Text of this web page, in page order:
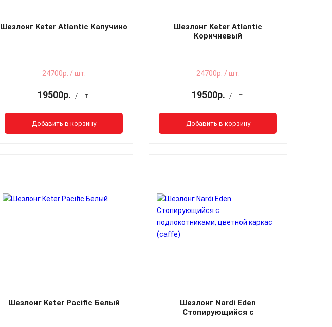
Шезлонг Keter Atlantic Капучино
24700р. / шт.
19500р. / шт.
Добавить в корзину
Шезлонг Keter Atlantic
Коричневый
24700р. / шт.
19500р. / шт.
Добавить в корзину
Шезлонг Keter Pacific Белый
Шезлонг Nardi Eden
Стопирующийся c